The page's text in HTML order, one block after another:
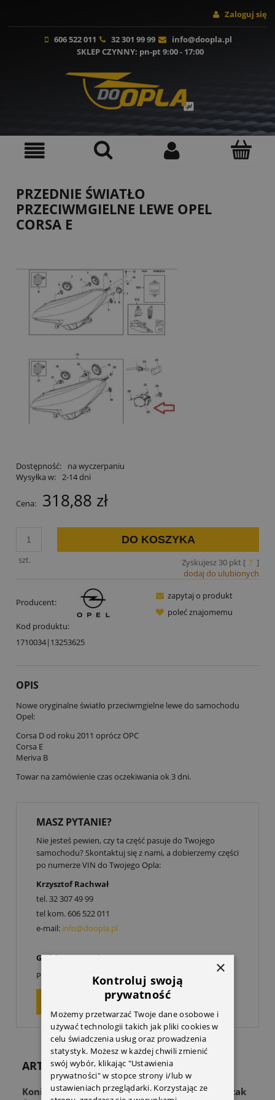
Zaloguj się
606 522 011 32 301 99 99
info@doopla.pl
SKLEP CZYNNY: pn-pt 9:00 - 17:00
PRZEDNIE ŚWIATŁO
PRZECIWMGIELNE LEWE OPEL
CORSA E
Dostępność:
na wyczerpaniu
Wysyłka w: 2-14 dni
Cena: 318,88 zł
szt.
DO KOSZYKA
Zyskujesz 30pkt [ ? ]
dodaj do ulubionych
Producent:
Kod produktu:
1710034|13253625
zapytaj o produkt
poleć znajomemu
OPIS
Nowe oryginalne światło przeciwmgielne lewe do samochodu
Opel:
Corsa D od roku 2011 oprócz OPC
Corsa E
Meriva B
Towar na zamówienie czas oczekiwania ok 3 dni.
MASZ PYTANIE?
Nie jesteś pewien, czy ta część pasuje do Twojego
samochodu? Skontaktuj się z nami, a dobierzemy części
po numerze VIN do Twojego Opla:
Krzysztof Rachwał
tel.32 307 49 99
tel kom.606 522 011
e-mail: info@doopla.pl
Godziny otwarcia:
Poniedziałek-Piątek: 9
-17
ZAPYTAJ O PRODUKT
ARTYKUŁY
Koniec z zagraconą przestrzenią! Odkryj Wieszak
×
Kontroluj swoją
prywatność
Możemy przetwarzać Twoje dane osobowe i
używać technologii takich jak pliki cookies w
celu świadczenia usług oraz prowadzenia
statystyk. Możesz w każdej chwili zmienić
swój wybór, klikając "Ustawienia
prywatności" w stopce strony i/lub w
ustawieniach przeglądarki. Korzystając ze